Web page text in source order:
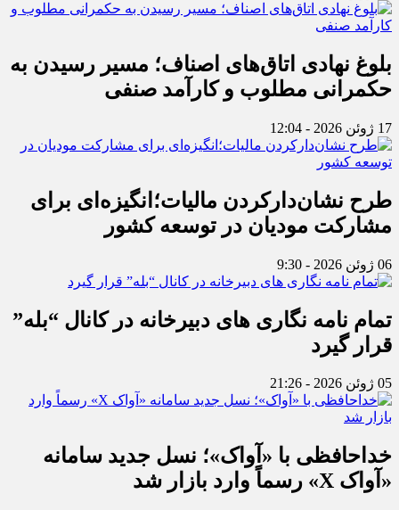
بلوغ نهادی اتاق‌های اصناف؛ مسیر رسیدن به
حکمرانی مطلوب و کارآمد صنفی
17 ژوئن 2026 - 12:04
طرح نشان‌دارکردن مالیات؛انگیزه‌ای برای
مشارکت مودیان در توسعه کشور
06 ژوئن 2026 - 9:30
تمام نامه نگاری های دبیرخانه در کانال “بله”
قرار گیرد
05 ژوئن 2026 - 21:26
خداحافظی با «آواک»؛ نسل جدید سامانه
«آواک X» رسماً وارد بازار شد